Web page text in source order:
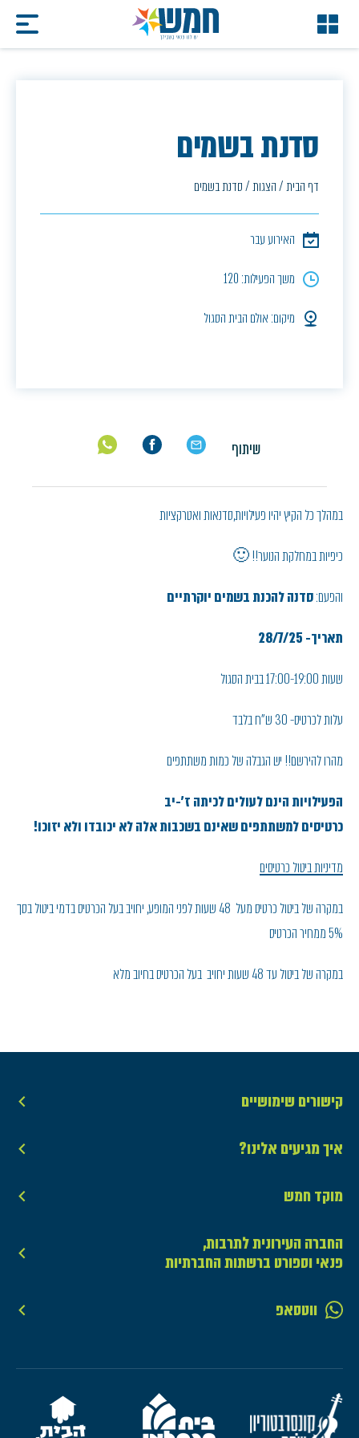
סדנת בשמים
דף הבית/הצגות/סדנת בשמים
האירוע עבר
משך הפעילות: 120
מיקום: אולם הבית הסגול
שיתוף
במהלך כל הקיץ יהיו פעילויות,סדנאות ואטרקציות
כיפיות במחלקת הנוער!! 🙂
והפעם:סדנה להכנת בשמים יוקרתיים
תאריך- 28/7/25
שעות 17:00-19:00 בבית הסגול
עלות לכרטיס- 30 ש"ח בלבד
מהרו להירשם!! יש הגבלה של כמות משתתפים
הפעילויות הינם לעולים לכיתה ז'-יב
כרטיסים למשתתפים שאינם בשכבות אלה לא יכובדו ולא יזוכו!
מדיניות ביטול כרטיסים
במקרה של ביטול כרטיס מעל 48 שעות לפני המופע, יחויב בעל הכרטיס בדמי ביטול בסך
5% ממחיר הכרטיס
במקרה של ביטול עד 48 שעות יחויב בעל הכרטיס בחיוב מלא
קישורים שימושיים
איך מגיעים אלינו?
מוקד חמש
החברה העירונית לתרבות,
פנאי וספורט ברשתות החברתיות
ווטסאפ